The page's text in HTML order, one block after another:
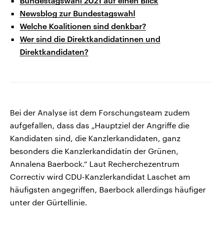
Newsblog zur Bundestagswahl
Welche Koalitionen sind denkbar?
Wer sind die Direktkandidatinnen und
Direktkandidaten?
Bei der Analyse ist dem Forschungsteam zudem
aufgefallen, dass das „Hauptziel der Angriffe die
Kandidaten sind, die Kanzlerkandidaten, ganz
besonders die Kanzlerkandidatin der Grünen,
Annalena Baerbock.“ Laut Recherchezentrum
Correctiv wird CDU-Kanzlerkandidat Laschet am
häufigsten angegriffen, Baerbock allerdings häufiger
unter der Gürtellinie.